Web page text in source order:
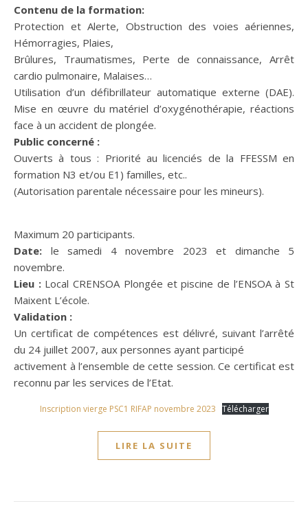
Contenu de la formation:
Protection et Alerte, Obstruction des voies aériennes,
Hémorragies, Plaies,
Brûlures, Traumatismes, Perte de connaissance, Arrêt
cardio pulmonaire, Malaises…
Utilisation d’un défibrillateur automatique externe (DAE).
Mise en œuvre du matériel d’oxygénothérapie, réactions
face à un accident de plongée.
Public concerné :
Ouverts à tous : Priorité au licenciés de la FFESSM en
formation N3 et/ou E1) familles, etc..
(Autorisation parentale nécessaire pour les mineurs).
Maximum 20 participants.
Date: le samedi 4 novembre 2023 et dimanche 5
novembre.
Lieu :Local CRENSOA Plongée et piscine de l’ENSOA à St
Maixent L’école.
Validation :
Un certificat de compétences est délivré, suivant l’arrêté
du 24 juillet 2007, aux personnes ayant participé
activement à l’ensemble de cette session. Ce certificat est
reconnu par les services de l’Etat.
Inscription vierge PSC1 RIFAP novembre 2023 Télécharger
LIRE LA SUITE